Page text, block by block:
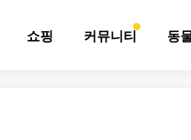
쇼핑 커뮤니티 동